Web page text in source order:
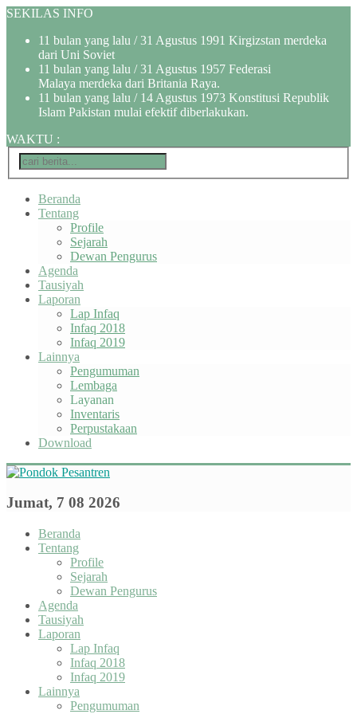
SEKILAS INFO
11 bulan yang lalu / 31 Agustus 1991 Kirgizstan merdeka
dari Uni Soviet
11 bulan yang lalu / 31 Agustus 1957 Federasi
Malaya merdeka dari Britania Raya.
11 bulan yang lalu / 14 Agustus 1973 Konstitusi Republik
Islam Pakistan mulai efektif diberlakukan.
WAKTU :
Beranda
Tentang
Profile
Sejarah
Dewan Pengurus
Agenda
Tausiyah
Laporan
Lap Infaq
Infaq 2018
Infaq 2019
Lainnya
Pengumuman
Lembaga
Layanan
Inventaris
Perpustakaan
Download
Jumat, 7 08 2026
Beranda
Tentang
Profile
Sejarah
Dewan Pengurus
Agenda
Tausiyah
Laporan
Lap Infaq
Infaq 2018
Infaq 2019
Lainnya
Pengumuman